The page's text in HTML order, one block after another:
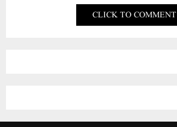
CLICK TO COMMENT